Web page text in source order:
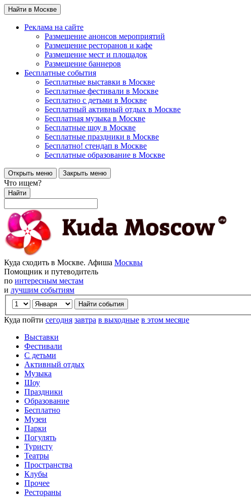
Найти в Москве
Реклама на сайте
Размещение анонсов мероприятий
Размещение ресторанов и кафе
Размещение мест и площадок
Размещение баннеров
Бесплатные события
Бесплатные выставки в Москве
Бесплатные фестивали в Москве
Бесплатно с детьми в Москве
Бесплатный активный отдых в Москве
Бесплатная музыка в Москве
Бесплатные шоу в Москве
Бесплатные праздники в Москве
Бесплатно! стендап в Москве
Бесплатные образование в Москве
Открыть меню Закрыть меню
Что ищем?
Найти
Куда сходить в Москве. Афиша Москвы
Помощник и путеводитель
по интересным местам
и лучшим событиям
Куда пойти сегодня завтра в выходные в этом месяце
Выставки
Фестивали
С детьми
Активный отдых
Музыка
Шоу
Праздники
Образование
Бесплатно
Музеи
Парки
Погулять
Туристу
Театры
Пространства
Клубы
Прочее
Рестораны